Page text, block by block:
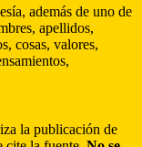
además de uno de
apellidos,
cosas, valores,
la publicación de